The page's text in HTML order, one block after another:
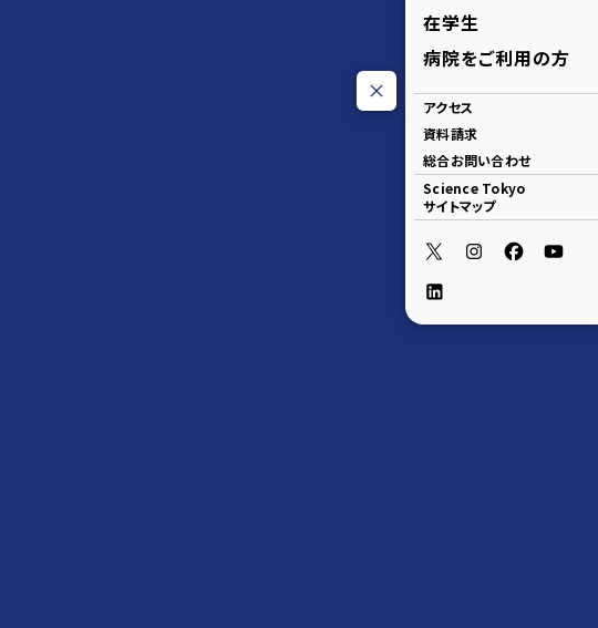
在学生
病院をご利用の方
アクセス
資料請求
総合お問い合わせ
Science Tokyo
サイトマップ